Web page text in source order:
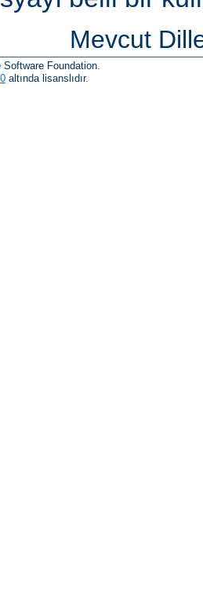
Mevcut
Foundation.
altında lisanslıdır.